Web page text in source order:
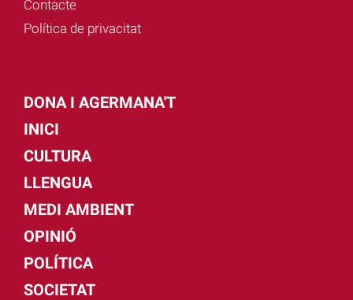
Contacte
Política de privacitat
DONA I AGERMANA'T
INICI
CULTURA
LLENGUA
MEDI AMBIENT
OPINIÓ
POLÍTICA
SOCIETAT